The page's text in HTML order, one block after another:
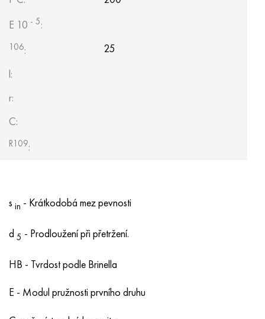
E 10 - 5:
106:
25
l:
r:
C:
R109:
s in - Krátkodobá mez pevnosti
d 5 - Prodloužení při přetržení.
HB - Tvrdost podle Brinella
E - Modul pružnosti prvního druhu